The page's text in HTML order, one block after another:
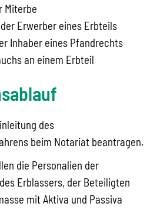
Miterbe
Erwerber eines Erbteils
Inhaber eines Pfandrechts
an einem Erbteil
des
beim Notariat beantragen.
die Personalien der
Erblassers, der Beteiligten
mit Aktiva und Passiva